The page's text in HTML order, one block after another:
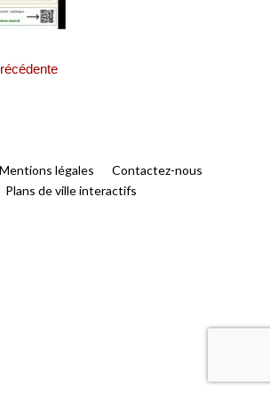
Mentions légales
Contactez-nous
Plans de ville interactifs